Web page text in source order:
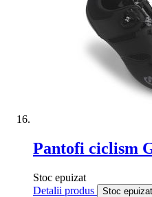
Pantofi ciclism
Stoc epuizat
Detalii produs
Stoc epuizat